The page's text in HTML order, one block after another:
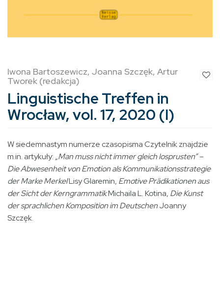
Iwona Bartoszewicz, Joanna Szczęk, Artur
Tworek (redakcja)
Linguistische Treffen in
Wrocław, vol. 17, 2020 (I)
W siedemnastym numerze czasopisma Czytelnik znajdzie
m.in. artykuły: „Man muss nicht immer gleich losprusten” –
Die Abwesenheit von Emotion als Kommunikationsstrategie
der Marke MerkelLisy Glaremin, Emotive Prädikationen aus
der Sicht der KerngrammatikMichaila L. Kotina, Die Kunst
der sprachlichen Komposition im DeutschenJoanny
Szczęk.